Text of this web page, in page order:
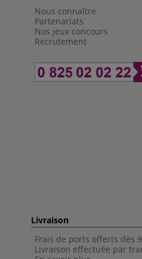
Nous connaître
Partenariats
Nos jeux concours
Recrutement
Livraison
Frais de ports offerts dès
Livraison effectuée par